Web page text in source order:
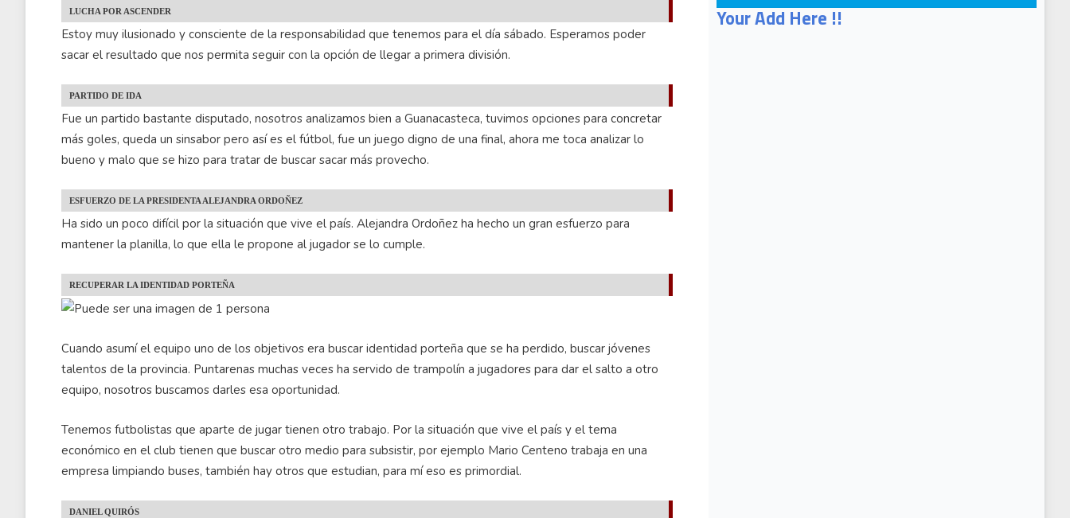
Your Add Here !!
LUCHA POR ASCENDER
Estoy muy ilusionado y consciente de la responsabilidad que tenemos para el día sábado. Esperamos poder
sacar el resultado que nos permita seguir con la opción de llegar a primera división.
PARTIDO DE IDA
Fue un partido bastante disputado, nosotros analizamos bien a Guanacasteca, tuvimos opciones para concretar
más goles, queda un sinsabor pero así es el fútbol, fue un juego digno de una final, ahora me toca analizar lo
bueno y malo que se hizo para tratar de buscar sacar más provecho.
ESFUERZO DE LA PRESIDENTA ALEJANDRA ORDOÑEZ
Ha sido un poco difícil por la situación que vive el país. Alejandra Ordoñez ha hecho un gran esfuerzo para
mantener la planilla, lo que ella le propone al jugador se lo cumple.
RECUPERAR LA IDENTIDAD PORTEÑA
Cuando asumí el equipo uno de los objetivos era buscar identidad porteña que se ha perdido, buscar jóvenes
talentos de la provincia. Puntarenas muchas veces ha servido de trampolín a jugadores para dar el salto a otro
equipo, nosotros buscamos darles esa oportunidad.
Tenemos futbolistas que aparte de jugar tienen otro trabajo. Por la situación que vive el país y el tema
económico en el club tienen que buscar otro medio para subsistir, por ejemplo Mario Centeno trabaja en una
empresa limpiando buses, también hay otros que estudian, para mí eso es primordial.
DANIEL QUIRÓS